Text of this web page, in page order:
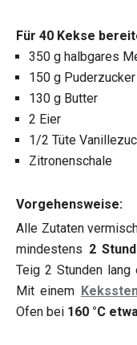
Für 40 Kekse
350 g halbgares
150 g Puderzucker
130 g Butter
2 Eier
1/2 Tüte
Zitronenschale
Vorgehensweise:
Alle Zutaten
mindestens 2
Teig 2 Stunden
Mit einem
Ofen bei 160 °C